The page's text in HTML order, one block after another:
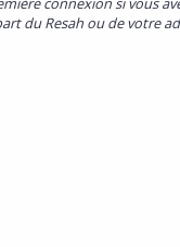
du Resah ou de votre